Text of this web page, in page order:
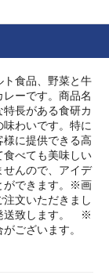
ト食品、野菜と牛
ーです。商品名
長がある食研カ
わいです。特に
に提供できる高
食べても美味しい
せんので、アイデ
ができます。※画
文いただきまし
送致します。 ※
ございます。